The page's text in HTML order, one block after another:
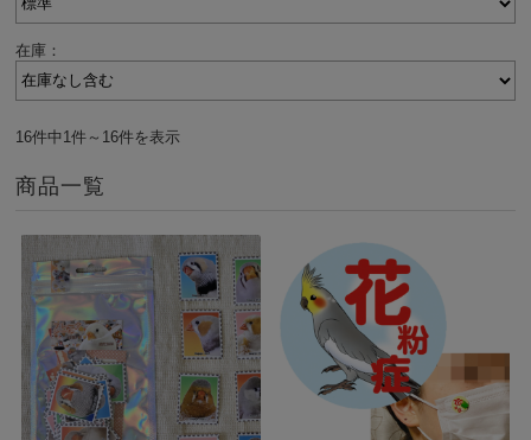
在庫：
16件中1件～16件を表示
商品一覧